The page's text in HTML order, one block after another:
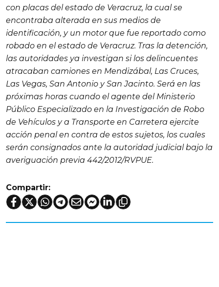
con placas del estado de Veracruz, la cual se
encontraba alterada en sus medios de
identificación, y un motor que fue reportado como
robado en el estado de Veracruz. Tras la detención,
las autoridades ya investigan si los delincuentes
atracaban camiones en Mendizábal, Las Cruces,
Las Vegas, San Antonio y San Jacinto. Será en las
próximas horas cuando el agente del Ministerio
Público Especializado en la Investigación de Robo
de Vehículos y a Transporte en Carretera ejercite
acción penal en contra de estos sujetos, los cuales
serán consignados ante la autoridad judicial bajo la
averiguación previa 442/2012/RVPUE.
Compartir: